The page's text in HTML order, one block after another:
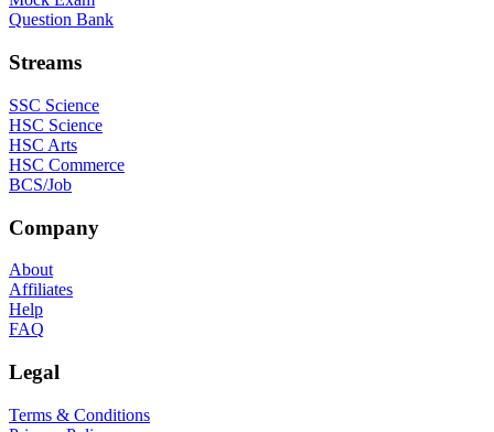
Question Bank
Streams
SSC Science
HSC Science
HSC Arts
HSC Commerce
BCS/Job
Company
About
Affiliates
Help
FAQ
Legal
Terms & Conditions